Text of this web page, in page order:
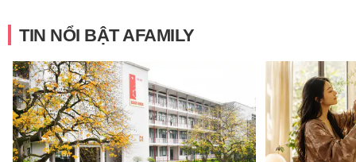
TIN NỔI BẬT AFAMILY